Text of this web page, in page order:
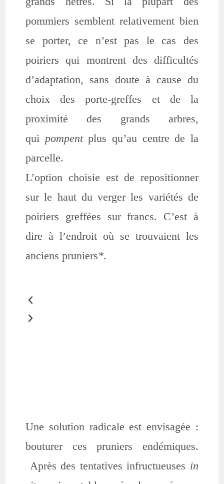
pommiers semblent relativement bien
se porter, ce n’est pas le cas des
poiriers qui montrent des difficultés
d’adaptation, sans doute à cause du
choix des porte-greffes et de la
proximité des grands arbres,
qui pompentplus qu’au centre de la
parcelle.
L’option choisie est de repositionner
sur le haut du verger les variétés de
poiriers greffées sur francs. C’est à
dire à l’endroit où se trouvaient les
anciens pruniers*.
Une solution radicale est envisagée :
bouturer ces pruniers endémiques.
Après des tentatives infructueuses in